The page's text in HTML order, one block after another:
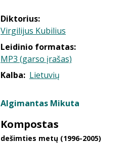
Diktorius:
Virgilijus Kubilius
Leidinio formatas:
MP3 (garso įrašas)
Kalba: Lietuvių
Algimantas Mikuta
Kompostas
dešimties metų (1996-2005)